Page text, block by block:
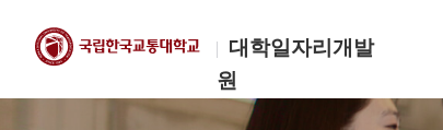
대학일자리개발
원